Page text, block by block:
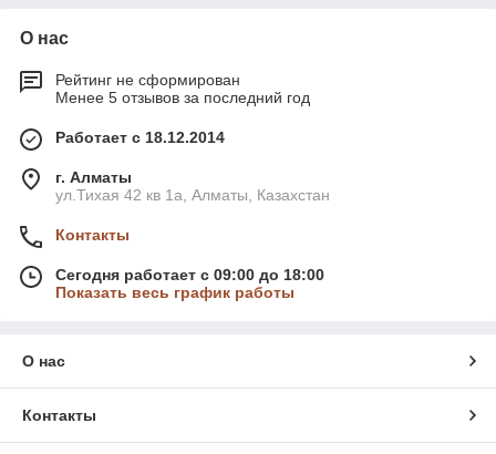
О нас
Рейтинг не сформирован
Менее 5 отзывов за последний год
Работает с 18.12.2014
г. Алматы
ул.Тихая 42 кв 1a, Алматы, Казахстан
Контакты
Сегодня работает с 09:00 до 18:00
Показать весь график работы
О нас
Контакты